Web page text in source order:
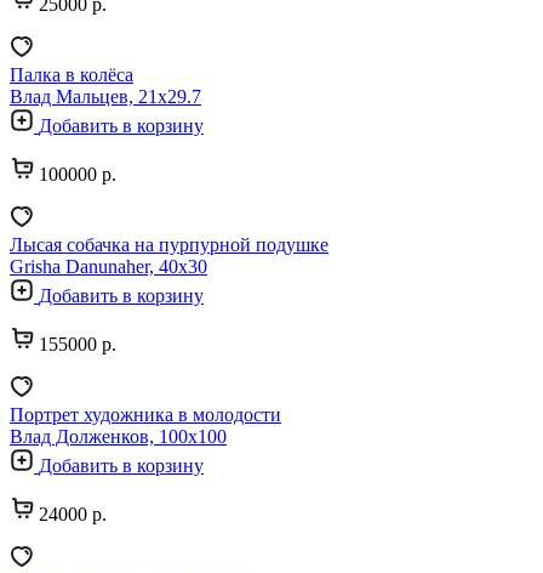
25000 р.
Палка в колёса
Влад Мальцев, 21х29.7
Добавить в корзину
100000 р.
Лысая собачка на пурпурной подушке
Grisha Danunaher, 40х30
Добавить в корзину
155000 р.
Портрет художника в молодости
Влад Долженков, 100х100
Добавить в корзину
24000 р.